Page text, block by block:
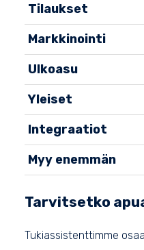
Tilaukset
Markkinointi
Ulkoasu
Yleiset
Integraatiot
Myy enemmän
Tarvitsetko
Tukiassistenttimme